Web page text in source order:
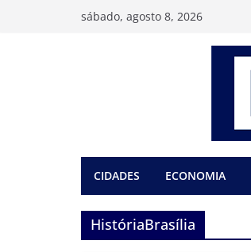
sábado, agosto 8, 2026
CIDADES ECONOMIA
HistóriaBrasília